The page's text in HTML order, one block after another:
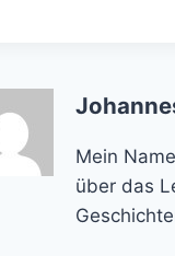
Mein
über das